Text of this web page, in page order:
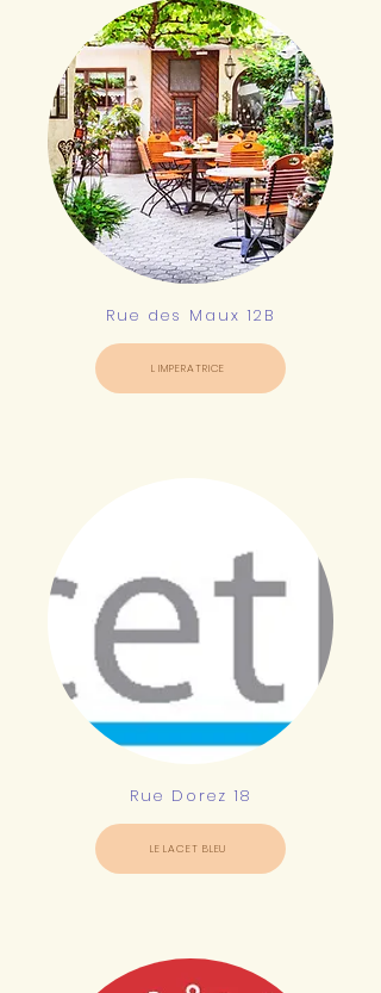
Rue des Maux 12B
L IMPERATRICE
Rue Dorez 18
LE LACET BLEU